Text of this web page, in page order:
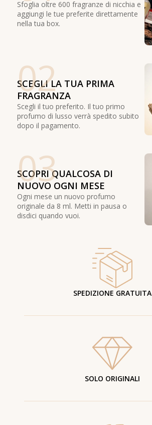
Sfoglia oltre 600 fragranze di nicchia e
aggiungi le tue preferite direttamente
nella tua box.
02
SCEGLI LA TUA PRIMA
FRAGRANZA
Scegli il tuo preferito. Il tuo primo
profumo di lusso verrà spedito subito
dopo il pagamento.
03
SCOPRI QUALCOSA DI
NUOVO OGNI MESE
Ogni mese un nuovo profumo
originale da 8 ml. Metti in pausa o
disdici quando vuoi.
SPEDIZIONE GRATUITA
SOLO ORIGINALI